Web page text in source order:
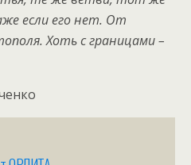
если его нет. От
Хоть с границами –